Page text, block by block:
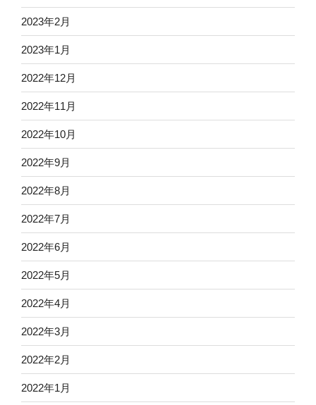
2023年2月
2023年1月
2022年12月
2022年11月
2022年10月
2022年9月
2022年8月
2022年7月
2022年6月
2022年5月
2022年4月
2022年3月
2022年2月
2022年1月